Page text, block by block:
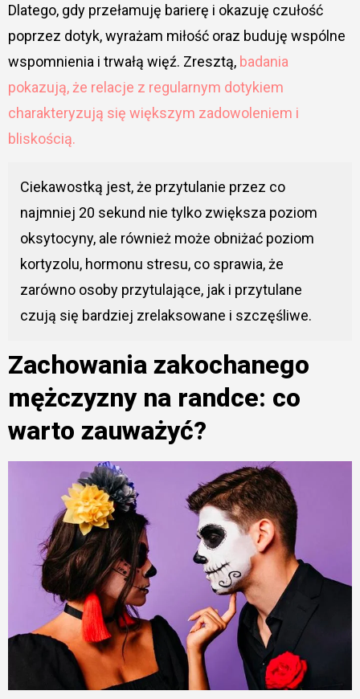
Dlatego, gdy przełamuję barierę i okazuję czułość
poprzez dotyk, wyrażam miłość oraz buduję wspólne
wspomnienia i trwałą więź. Zresztą, badania
pokazują, że relacje z regularnym dotykiem
charakteryzują się większym zadowoleniem i
bliskością.
Ciekawostką jest, że przytulanie przez co
najmniej 20 sekund nie tylko zwiększa poziom
oksytocyny, ale również może obniżać poziom
kortyzolu, hormonu stresu, co sprawia, że
zarówno osoby przytulające, jak i przytulane
czują się bardziej zrelaksowane i szczęśliwe.
Zachowania zakochanego
mężczyzny na randce: co
warto zauważyć?